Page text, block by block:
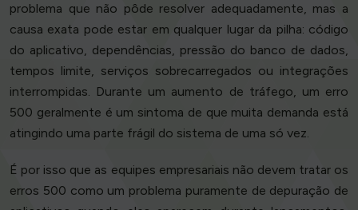
problema que não pôde resolver adequadamente, mas a
causa exata pode estar em qualquer lugar da pilha: código
do aplicativo, dependências, pressão do banco de dados,
tempos limite, serviços sobrecarregados ou integrações
interrompidas. Durante um aumento de tráfego, um erro
500 geralmente é um sintoma de que muita demanda está
atingindo uma parte frágil do sistema de uma só vez.
É por isso que as equipes empresariais não devem tratar os
erros 500 como um problema puramente de depuração de